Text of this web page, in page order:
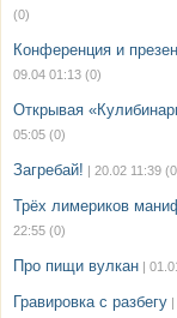
(0)
Конференция и
09.04 01:13 (0)
Открывая
05:05 (0)
Загребай! | 20.02 11:39
Трёх лимериков
22:55 (0)
Про пищи вулкан |
Гравировка с разбегу